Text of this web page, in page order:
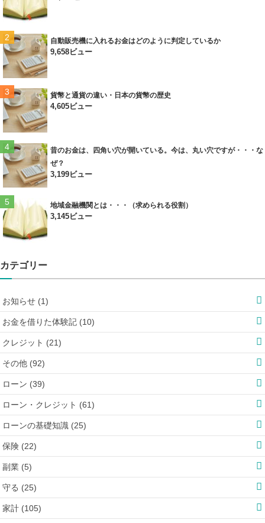
自動販売機に入れるお金はどのように判定しているか
9,658ビュー
貨幣と通貨の違い・日本の貨幣の歴史
4,605ビュー
昔のお金は、四角い穴が開いている。今は、丸い穴ですが・・・な
ぜ？
3,199ビュー
地域金融機関とは・・・（求められる役割）
3,145ビュー
カテゴリー
お知らせ (1)
お金を借りた体験記 (10)
クレジット (21)
その他 (92)
ローン (39)
ローン・クレジット (61)
ローンの基礎知識 (25)
保険 (22)
副業 (5)
守る (25)
家計 (105)